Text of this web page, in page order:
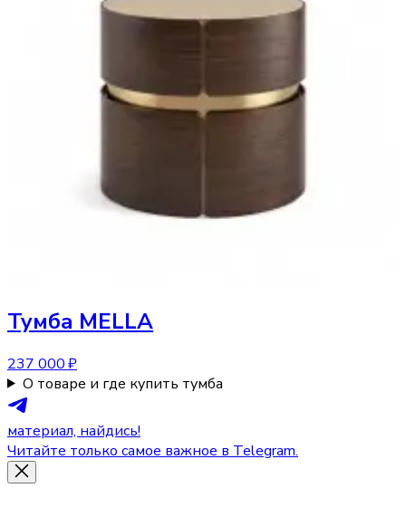
Тумба MELLA
237 000 ₽
О товаре и где купить тумба
материал, найдись!
Читайте только самое важное в Telegram.